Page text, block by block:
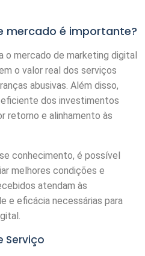
mercado é importante?
o mercado de marketing digital
o valor real dos serviços
abusivas. Além disso,
dos investimentos
retorno e alinhamento às
conhecimento, é possível
melhores condições e
atendam às
e eficácia necessárias para
Serviço